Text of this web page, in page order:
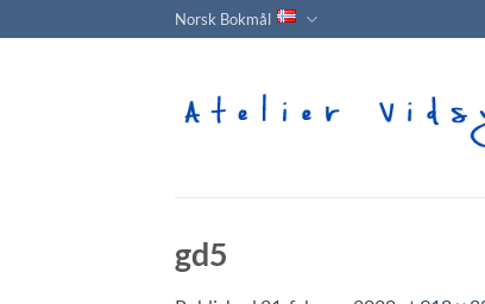
to
Norsk Bokmål
gd5